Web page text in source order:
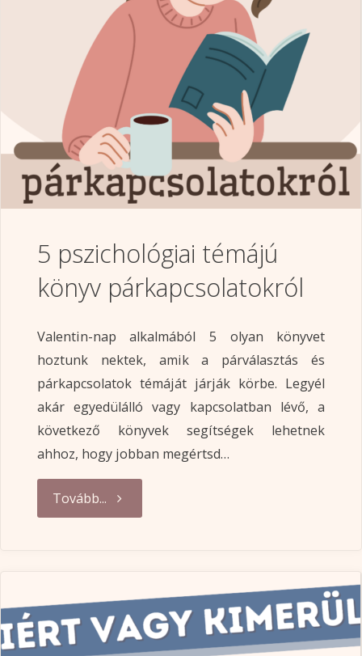
5 pszichológiai témájú
könyv párkapcsolatokról
Valentin-nap alkalmából 5 olyan könyvet
hoztunk nektek, amik a párválasztás és
párkapcsolatok témáját járják körbe. Legyél
akár egyedülálló vagy kapcsolatban lévő, a
következő könyvek segítségek lehetnek
ahhoz, hogy jobban megértsd…
Tovább... "5
könyv